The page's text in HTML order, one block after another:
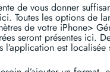
de vous donner
Toutes les options de
de votre iPhone>
seront présentes ici.
l’application est localisée